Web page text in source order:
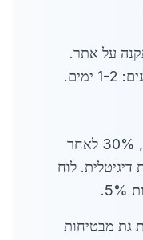
על אתר.
תשלום מאוזן: 40% עם אספקה, 30% לאחר
חשבונית דיגיטלית. לוח
גת מבטיחות